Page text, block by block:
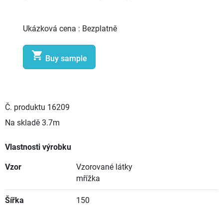
Ukázková cena : Bezplatně
 Buy sample
Č. produktu 16209
Na skladě 3.7m
Vlastnosti výrobku
Vzor
Vzorované látky
mřížka
Šířka 150